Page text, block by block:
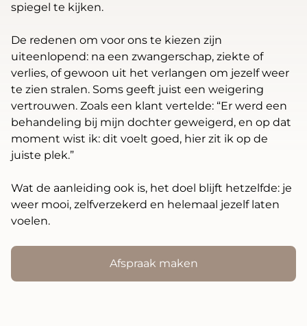
spiegel te kijken.
De redenen om voor ons te kiezen zijn
uiteenlopend: na een zwangerschap, ziekte of
verlies, of gewoon uit het verlangen om jezelf weer
te zien stralen. Soms geeft juist een weigering
vertrouwen. Zoals een klant vertelde: “Er werd een
behandeling bij mijn dochter geweigerd, en op dat
moment wist ik: dit voelt goed, hier zit ik op de
juiste plek.”
Wat de aanleiding ook is, het doel blijft hetzelfde: je
weer mooi, zelfverzekerd en helemaal jezelf laten
voelen.
Afspraak maken